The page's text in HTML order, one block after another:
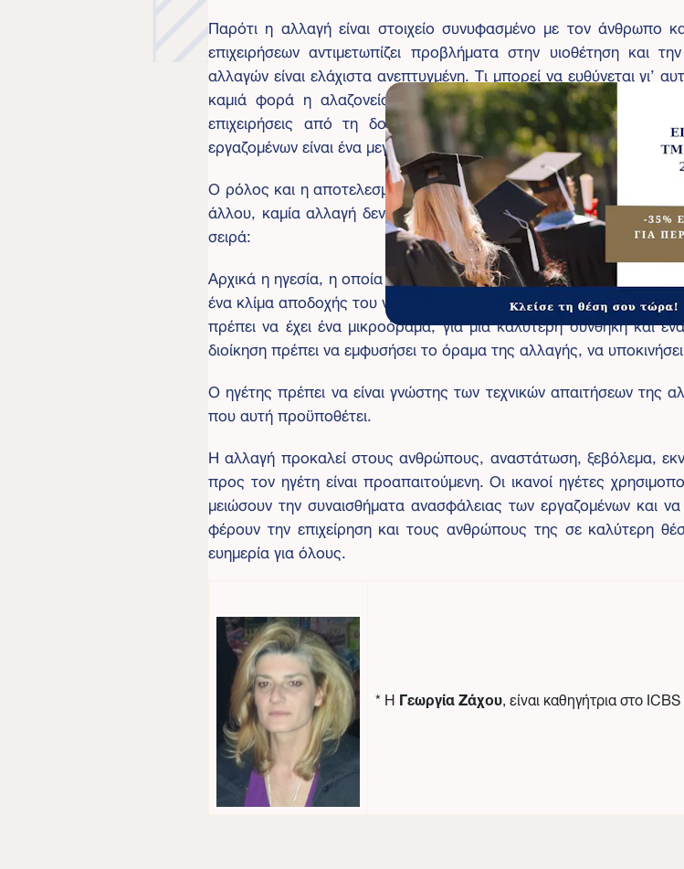
Παρότι η αλλαγή είναι στοιχείο συνυφασμένο με τον
επιχειρήσεων αντιμετωπίζει προβλήματα στην υιοθέτηση
αλλαγών είναι ελάχιστα ανεπτυγμένη. Τι μπορεί να ευθύνεται
καμιά φορά η αλαζονεία, ή και προηγούμενες αποτυχημένες
επιχειρήσεις από τη δοκιμή του νέου, του διαφορετικού.
εργαζομένων είναι ένα μεγάλο πρόβλημα που χρειάζεται γνώση,
Ο ρόλος και η αποτελεσματικότητα της ηγεσίας είναι κομβικός
άλλου, καμία αλλαγή δεν μπορεί να γίνει εάν η ηγεσία δεν
σειρά:
Αρχικά η ηγεσία, η οποία είναι υπεύθυνη για την δημιουργία της
ένα κλίμα αποδοχής του νέου, του σύγχρονου και του
πρέπει να έχει ένα μικροόραμα, για μια καλύτερη συνθήκη και
διοίκηση πρέπει να εμφυσήσει το όραμα της αλλαγής, να
Ο ηγέτης πρέπει να είναι γνώστης των τεχνικών απαιτήσεων της
που αυτή προϋποθέτει.
Η αλλαγή προκαλεί στους ανθρώπους, αναστάτωση, ξεβόλεμα,
προς τον ηγέτη είναι προαπαιτούμενη. Οι ικανοί ηγέτες
μειώσουν την συναισθήματα ανασφάλειας των εργαζομένων και
φέρουν την επιχείρηση και τους ανθρώπους της σε καλύτερη
ευημερία για όλους.
* ΗΓεωργία Ζάχου, είναι καθηγήτρια στο